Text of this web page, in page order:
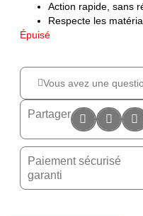
Action rapide, sans
Respecte les
Épuisé
Vous avez une
Partager
Paiement sécurisé
garanti